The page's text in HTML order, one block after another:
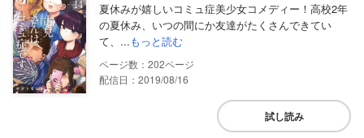
夏休みが嬉しいコミュ症美少女コメディー！高校2年
の夏休み、いつの間にか友達がたくさんできてい
て、...もっと読む
202
配信日：2019/08/16
試し読み